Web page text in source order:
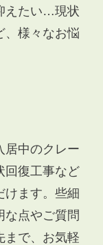
えたい…現状
様々なお悩
居中のクレー
回復工事など
けます。些細
な点やご質問
まで、お気軽